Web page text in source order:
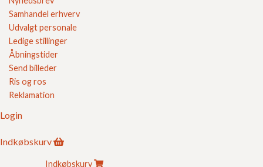
Samhandel erhverv
Udvalgt personale
Ledige stillinger
Åbningstider
Send billeder
Ris og ros
Reklamation
Login
Indkøbskurv
Indkøbskurv
Sikker E-handel